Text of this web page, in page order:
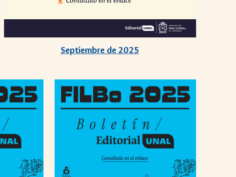
Septiembre de 2025